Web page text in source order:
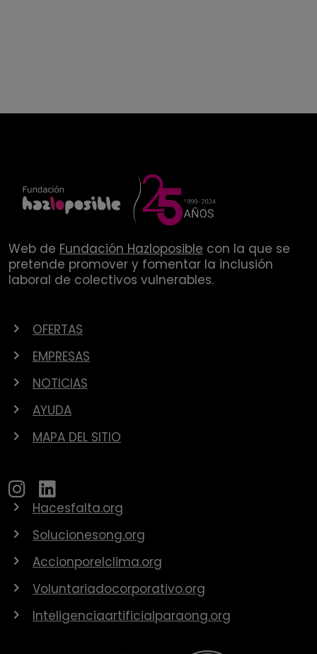
Web de Fundación Hazloposible con la que se
pretende promover y fomentar la inclusión
laboral de colectivos vulnerables.
OFERTAS
EMPRESAS
NOTICIAS
AYUDA
MAPA DEL SITIO
Hacesfalta.org
Solucionesong.org
Accionporelclima.org
Voluntariadocorporativo.org
Inteligenciaartificialparaong.org